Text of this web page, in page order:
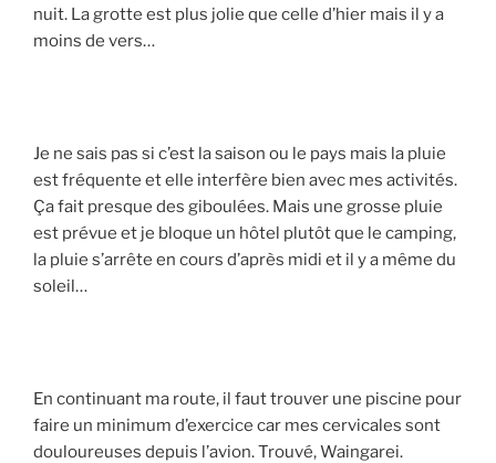
nuit. La grotte est plus jolie que celle d’hier mais il y a
moins de vers…
Je ne sais pas si c’est la saison ou le pays mais la pluie
est fréquente et elle interfère bien avec mes activités.
Ça fait presque des giboulées. Mais une grosse pluie
est prévue et je bloque un hôtel plutôt que le camping,
la pluie s’arrête en cours d’après midi et il y a même du
soleil…
En continuant ma route, il faut trouver une piscine pour
faire un minimum d’exercice car mes cervicales sont
douloureuses depuis l’avion. Trouvé, Waingarei.